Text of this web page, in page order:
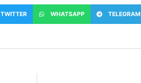
TWITTER WHATSAPP TELEGRAM